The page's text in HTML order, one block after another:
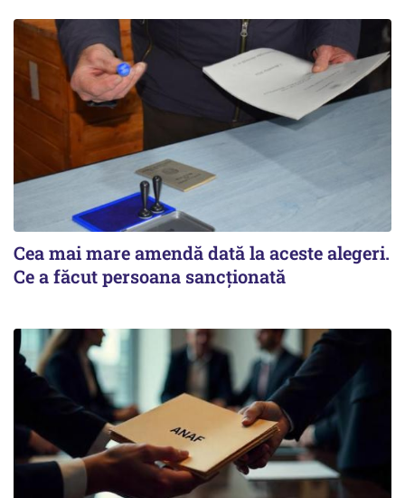
Cea mai mare amendă dată la aceste alegeri.
Ce a făcut persoana sancționată